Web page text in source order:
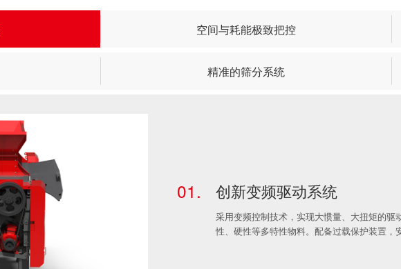
空间与耗能极致把控
精准的筛分系统
01. 创新变频驱动系统
采用变频控制技术，实现大惯量、大扭矩的
性、硬性等多特性物料。配备过载保护装置，